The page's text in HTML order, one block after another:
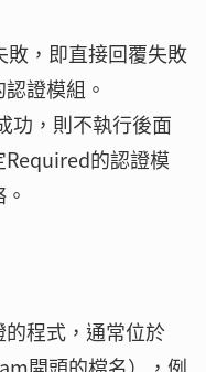
，即直接回覆失敗
證模組。
功，則不執行後面
Required的認證模
程式，通常位於